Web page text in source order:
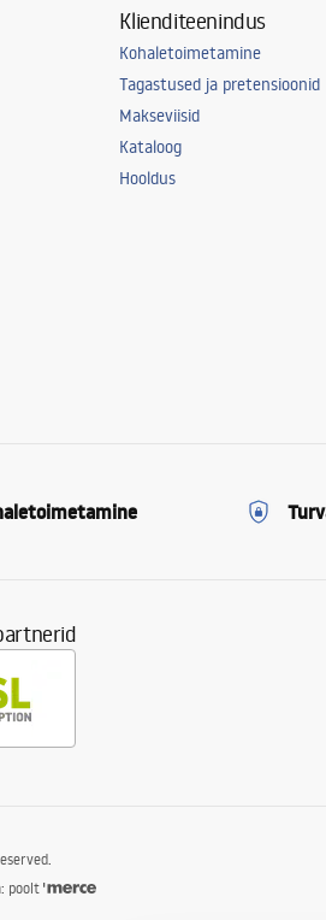
Klienditeenindus
Kohaletoimetamine
Tagastused ja pretensioonid
Makseviisid
Kataloog
Hooldus
poolt